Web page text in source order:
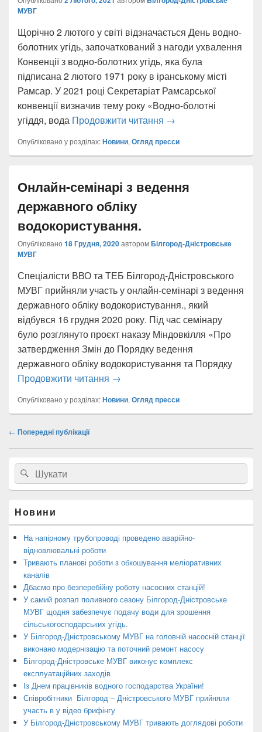
МУВГ
Щорічно 2 лютого у світі відзначається День водно-
болотних угідь, започаткований з нагоди ухвалення
Конвенції з водно-болотних угідь, яка була
підписана 2 лютого 1971 року в іранському місті
Рамсар. У 2021 році Секретаріат Рамсарської
конвенції визначив тему року «Водно-болотні
угіддя, вода Продовжити читання “День водно-болотних
→
Опубліковано у розділах:Новини, Огляд пресси
Онлайн-семінарі з ведення
державного обліку
водокористування.
Опубліковано 18 Грудня, 2020авторомБілгород-Дністровське
МУВГ
Спеціалісти ВВО та ТЕБ Білгород-Дністровського
МУВГ прийняли участь у онлайн-семінарі з ведення
державного обліку водокористування., який
відбувся 16 грудня 2020 року. Під час семінару
було розглянуто проєкт наказу Міндовкілля «Про
затвердження Змін до Порядку ведення
державного обліку водокористування та Порядку
Продовжити читання Онлайн-семінарі з ведення
→
Опубліковано у розділах:Новини, Огляд пресси
Пересування
← Попередні публікації
Головна
бокова
панель
віджетів
Search
for:
Пошук
Новини
На напірному трубопроводі проведено аварійно-
відновлювальні роботи
Тривають планові роботи з обкошування меліоративних
каналів
Дбаємо про безперебійну роботу насосних станцій!
У самий розпал поливного сезону Білгород-Дністровське
МУВГ щодня забезпечує подачу води для зрошення
сільськогосподарських угідь.
У Білгород-Дністровському МУВГ на головній насосній станції
виконано модернізацію та поточний ремонт насосу
Білгород-Дністровське МУВГ виконує комплекс
експлуатаційних заходів
Із Днем працівників водного господарства України!
Співробітники Білгород – Дністровського МУВГ прийняли
участь в у відео брифінгу
У Білгород-Дністровському МУВГ тривають доглядові роботи